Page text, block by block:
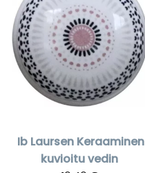
Ib Laursen Keraaminen
kuvioitu vedin